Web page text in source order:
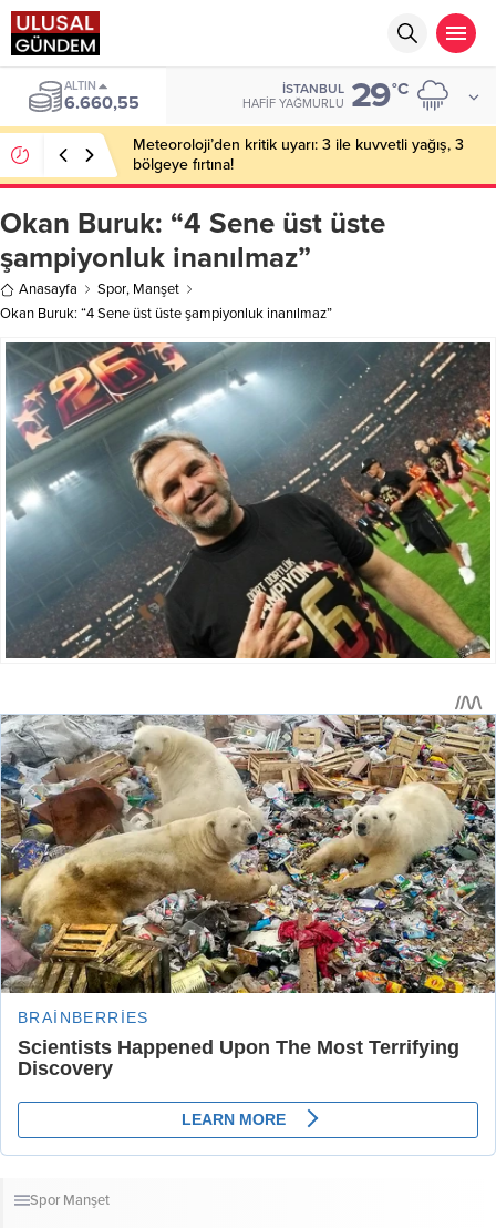
ALTIN
6.660,55
İSTANBUL
HAFIF YAĞMURLU 29°C
Meteoroloji’den kritik uyarı: 3 ile kuvvetli yağış, 3
bölgeye fırtına!
Okan Buruk: “4 Sene üst üste
şampiyonluk inanılmaz”
Anasayfa Spor, Manşet
Okan Buruk: “4 Sene üst üste şampiyonluk inanılmaz”
Spor Manşet